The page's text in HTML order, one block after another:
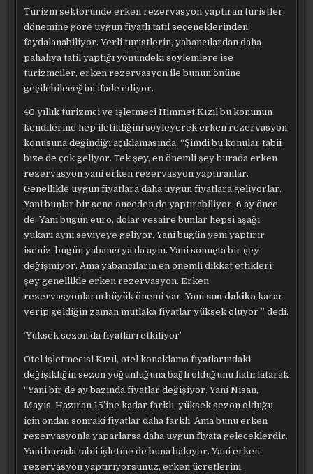
Turizm sektöründe erken rezervasyon yaptıran turistler,
dönemine göre uygun fiyatlı tatil seçeneklerinden
faydalanabiliyor. Yerli turistlerin, yabancılardan daha
pahalıya tatil yaptığı yönündeki söylemlere ise
turizmciler, erken rezervasyon ile bunun önüne
geçilebileceğini ifade ediyor.
40 yıllık turizmci ve işletmeci Himmet Kızıl bu konunun
kendilerine hep iletildiğini söyleyerek erken rezervasyon
konusuna değindiği açıklamasında, “Şimdi bu konular tabii
bize de çok geliyor. Tek şey, en önemli şey burada erken
rezervasyon yani erken rezervasyon yaptıranlar.
Genellikle uygun fiyatlara daha uygun fiyatlara geliyorlar.
Yani bunlar bir sene önceden de yaptırabiliyor, 6 ay önce
de. Yani bugün euro, dolar vesaire bunlar hepsi aşağı
yukarı aynı seviyeye geliyor. Yani bugün yeni yaptırır
iseniz, bugün yabancı ya da aynı. Yani sonuçta bir şey
değişmiyor. Ama yabancıların en önemli dikkat ettikleri
şey genellikle erken rezervasyon. Erken
rezervasyonların büyük önemi var. Yani son dakika karar
verip geldiğin zaman mutlaka fiyatlar yüksek oluyor ” dedi.
‘Yüksek sezon da fiyatları etkiliyor’
Otel işletmecisi Kızıl, otel konaklama fiyatlarındaki
değişikliğin sezon yoğunluğuna bağlı olduğunu hatırlatarak
“Yani bir de ay bazında fiyatlar değişiyor. Yani Nisan,
Mayıs, Haziran 15’ine kadar farklı, yüksek sezon olduğu
için ondan sonraki fiyatlar daha farklı. Ama bunu erken
rezervasyonla yaparlarsa daha uygun fiyata geleceklerdir.
Yani burada tabii işletme de buna bakıyor. Yani erken
rezervasyon yaptırıyorsunuz, erken ücretlerini